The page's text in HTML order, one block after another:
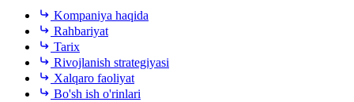
Kompaniya haqida
Rahbariyat
Tarix
Rivojlanish strategiyasi
Xalqaro faoliyat
Bo'sh ish o'rinlari